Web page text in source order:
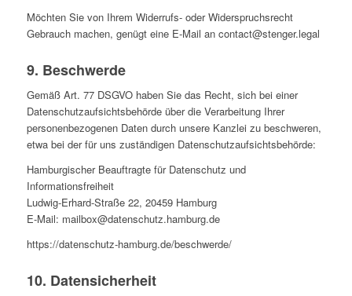
Möchten Sie von Ihrem Widerrufs- oder Widerspruchsrecht
Gebrauch machen, genügt eine E-Mail an contact@stenger.legal
9. Beschwerde
Gemäß Art. 77 DSGVO haben Sie das Recht, sich bei einer
Datenschutzaufsichtsbehörde über die Verarbeitung Ihrer
personenbezogenen Daten durch unsere Kanzlei zu beschweren,
etwa bei der für uns zuständigen Datenschutzaufsichtsbehörde:
Hamburgischer Beauftragte für Datenschutz und
Informationsfreiheit
Ludwig-Erhard-Straße 22, 20459 Hamburg
E-Mail: mailbox@datenschutz.hamburg.de
https://datenschutz-hamburg.de/beschwerde/
10. Datensicherheit